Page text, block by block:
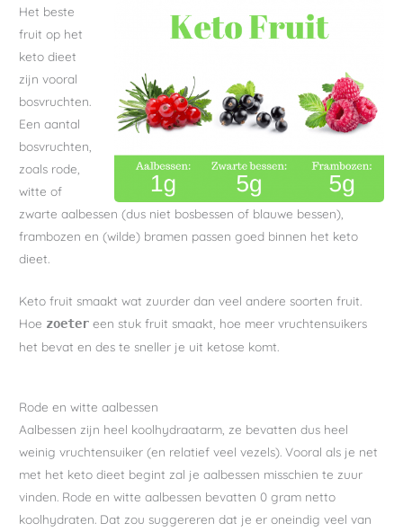
Het beste
fruit op het
keto dieet
zijn vooral
bosvruchten.
Een aantal
bosvruchten,
zoals rode,
witte of
zwarte aalbessen (dus niet bosbessen of blauwe bessen),
frambozen en (wilde) bramen passen goed binnen het keto
dieet.
Keto fruit smaakt wat zuurder dan veel andere soorten fruit.
Hoe zoeter een stuk fruit smaakt, hoe meer vruchtensuikers
het bevat en des te sneller je uit ketose komt.
Rode en witte aalbessen
Aalbessen zijn heel koolhydraatarm, ze bevatten dus heel
weinig vruchtensuiker (en relatief veel vezels). Vooral als je net
met het keto dieet begint zal je aalbessen misschien te zuur
vinden. Rode en witte aalbessen bevatten 0 gram netto
koolhydraten. Dat zou suggereren dat je er oneindig veel van